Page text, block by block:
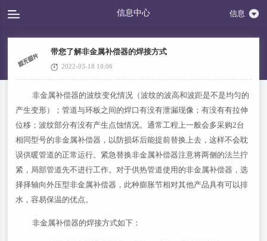
信息中心 信息
带您了解非金属补偿器的焊接方式
2022-03-18 10:06
非金属补偿器的波纹变化情况（波纹的波高和波距是不是均匀的
产生变形）；管道与环板之间的焊口有没有泄漏现像；有没有有拉伸
位移；波纹部分有没有产生点蚀情况。通常工程上一般会多采购2台
相同型号的非金属补偿器，以防损坏后能提前替换上去，这样不会耽
误供暖管道的正常运行。紧急替换非金属补偿器注意将两侧的法兰拧
紧，局部管道先不进行工作。对于供热管道使用的非金属补偿器，选
择择轴向外压型非金属补偿器，此种膨胀节相对其他产品具有可以排
水，容易保温的优点。
非金属补偿器的焊接方式如下：